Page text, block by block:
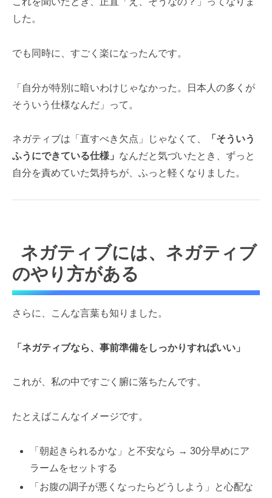
した。
でも同時に、すごく楽になったんです。
「自分が特別に暗いわけじゃなかった。日本人の多くが
そういう仕様なんだ」って。
ネガティブは「直すべき欠点」じゃなくて、
「そういう
ふうにできている仕様」 なんだと気づいたとき、ずっと
自分を責めていた気持ちが、ふっと軽くなりました。
ネガティブには、ネガティブ
のやり方がある
さらに、こんな言葉も知りました。
「ネガティブなら、事前準備をしっかりすればいい」
これが、私の中ですごく腑に落ちたんです。
たとえばこんなイメージです。
「朝起きられるかな」と不安なら → 30分早めにア
ラームをセットする
「お腹の調子が悪くなったらどうしよう」と心配な